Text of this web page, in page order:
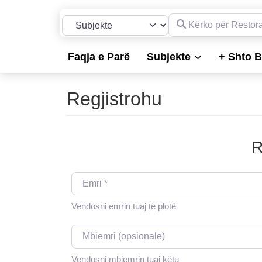
Përzgjidh llojin e kërkimitKërko për Restorante,
Faqja e Parë Subjekte + Shto
Regjistrohu
Emri*
Vendosni emrin tuaj të plotë
Mbiemri (opsionale)
Vendosni mbiemrin tuaj këtu